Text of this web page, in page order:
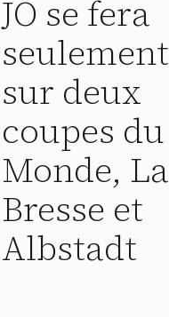
JO se fera
seulement
sur deux
coupes du
Monde, La
Bresse et
Albstadt